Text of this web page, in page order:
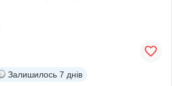
Залишилось 7 днів